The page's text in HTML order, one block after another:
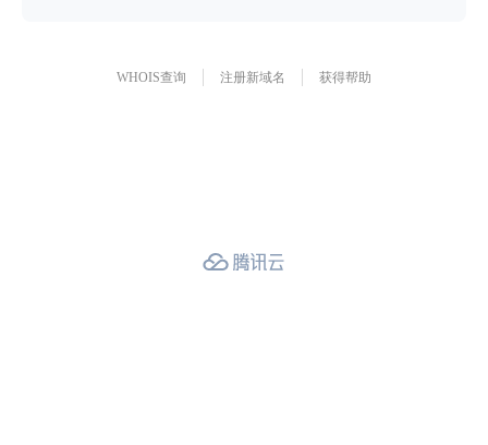
WHOIS查询 注册新域名 获得帮助